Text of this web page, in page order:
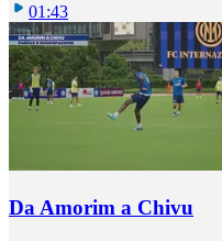
01:43
Da Amorim a Chivu